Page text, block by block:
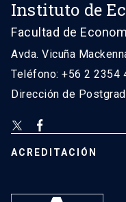
Instituto de
Facultad de
Avda. Vicuña
Teléfono: +56 2 2354
Dirección de
ACREDITACIÓN